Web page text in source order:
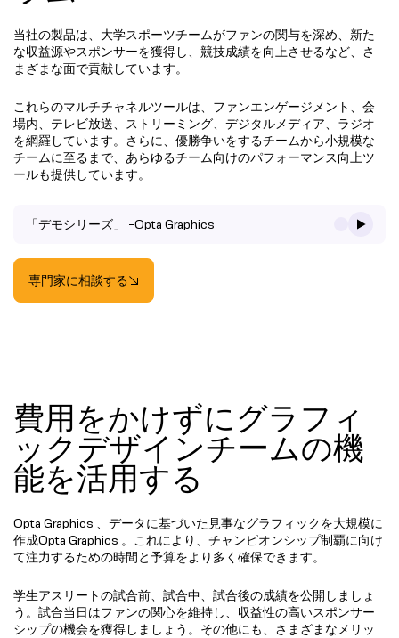
当社の製品は、大学スポーツチームがファンの関与を深め、新た
な収益源やスポンサーを獲得し、競技成績を向上させるなど、さ
まざまな面で貢献しています。
これらのマルチチャネルツールは、ファンエンゲージメント、会
場内、テレビ放送、ストリーミング、デジタルメディア、ラジオ
を網羅しています。さらに、優勝争いをするチームから小規模な
チームに至るまで、あらゆるチーム向けのパフォーマンス向上ツ
ールも提供しています。
「デモシリーズ」 -Opta Graphics
専門家に相談する
費用をかけずにグラフィ
ックデザインチームの機
能を活用する
Opta Graphics 、データに基づいた見事なグラフィックを大規模に
作成Opta Graphics 。これにより、チャンピオンシップ制覇に向け
て注力するための時間と予算をより多く確保できます。
学生アスリートの試合前、試合中、試合後の成績を公開しましょ
う。試合当日はファンの関心を維持し、収益性の高いスポンサー
シップの機会を獲得しましょう。その他にも、さまざまなメリッ